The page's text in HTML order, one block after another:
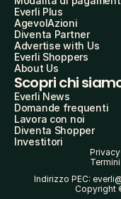
Everli Plus
AgevolAzioni
Diventa Partner
Advertise with Us
Everli Shoppers
About Us
Scopri chi
Everli News
Domande frequenti
Lavora con noi
Diventa Shopper
Investitori
Privacy
Indirizzo PEC:
Copyright